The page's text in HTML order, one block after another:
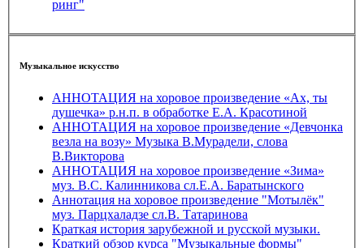
ринг"
Музыкальное искусство
АННОТАЦИЯ на хоровое произведение «Ах, ты
душечка» р.н.п. в обработке Е.А. Красотиной
АННОТАЦИЯ на хоровое произведение «Девчонка
везла на возу» Музыка В.Мурадели, слова
В.Викторова
АННОТАЦИЯ на хоровое произведение «Зима»
муз. В.С. Калинникова сл.Е.А. Баратынского
Аннотация на хоровое произведение "Мотылёк"
муз. Парцхаладзе сл.В. Татаринова
Краткая история зарубежной и русской музыки.
Краткий обзор курса "Музыкальные формы"